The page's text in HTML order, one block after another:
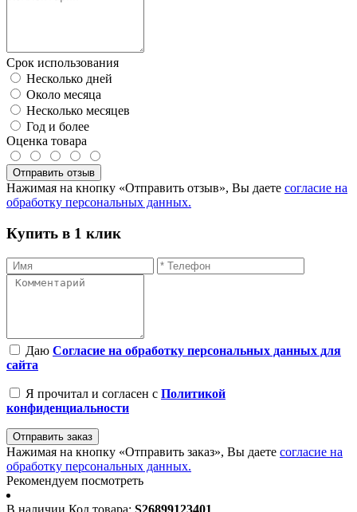
Срок использования
Несколько дней
Около месяца
Несколько месяцев
Год и более
Оценка товара
Отправить отзыв
Нажимая на кнопку «Отправить отзыв», Вы даете согласие на
обработку персональных данных.
Купить в 1 клик
Даю Согласие на обработку персональных данных для
сайта
Я прочитал и согласен с Политикой
конфиденциальности
Отправить заказ
Нажимая на кнопку «Отправить заказ», Вы даете согласие на
обработку персональных данных.
Рекомендуем посмотреть
В наличии Код товара: S26899123401